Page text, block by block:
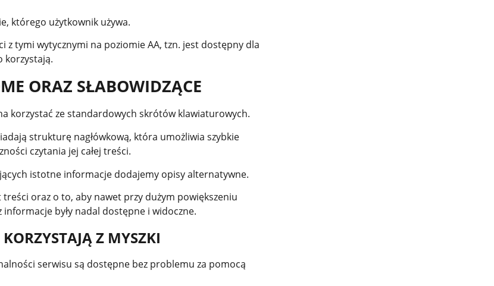
którego użytkownik używa.
z tymi wytycznymi na poziomie AA, tzn. jest dostępny dla
korzystają.
ORAZ SŁABOWIDZĄCE
korzystać ze standardowych skrótów klawiaturowych.
strukturę nagłówkową, która umożliwia szybkie
czytania jej całej treści.
istotne informacje dodajemy opisy alternatywne.
oraz o to, aby nawet przy dużym powiększeniu
były nadal dostępne i widoczne.
Z MYSZKI
serwisu są dostępne bez problemu za pomocą